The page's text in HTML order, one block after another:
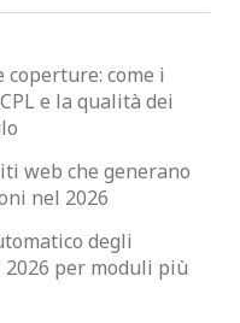
come i
e la qualità dei
web che generano
nel 2026
degli
per moduli più